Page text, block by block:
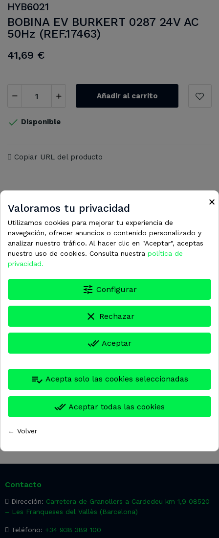
HYB6021
BOBINA EV BURKERT 0287 24V AC
50Hz (REF.17463)
41,69 €
Añadir al carrito
 Disponible
Copiar URL del producto
16 otros productos en la misma
categoría:
HYB6068
OBS ELECTROVALVULA
HYB6029
MUELLE ANTIRETORNO
0,57 €
Contacto
Dirección: Carretera de Granollers a Cardedeu km 1,9 08520
– Les Franqueses del Vallès (Barcelona)
Teléfono: +34 938 389 100
×
Valoramos tu privacidad
Utilizamos cookies para mejorar tu experiencia de
navegación, ofrecer anuncios o contenido personalizado y
analizar nuestro tráfico. Al hacer clic en "Aceptar", aceptas
nuestro uso de cookies. Consulta nuestra política de
privacidad.
tune Configurar
clear Rechazar
done_all Aceptar
playlist_add_check Acepta solo las cookies seleccionadas
done_all Aceptar todas las cookies
← Volver